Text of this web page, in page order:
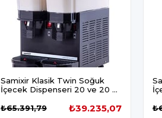
Samixir Klasik Twin Soğuk
İçecek Dispenseri 20 ve 20 L
₺39.235,07
₺65.391,79